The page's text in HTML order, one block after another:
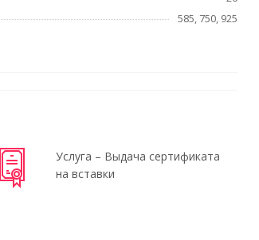
585, 750, 925
Услуга – Выдача сертификата
на вставки